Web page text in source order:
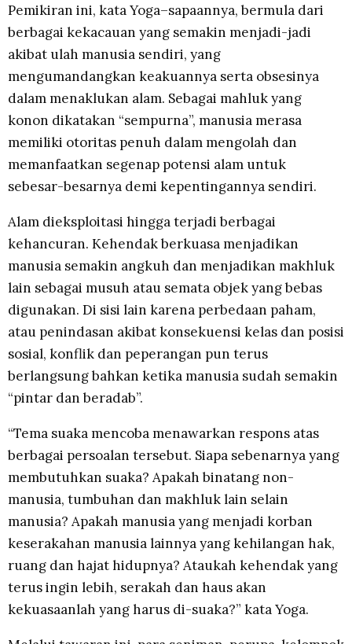
Pemikiran ini, kata Yoga–sapaannya, bermula dari
berbagai kekacauan yang semakin menjadi-jadi
akibat ulah manusia sendiri, yang
mengumandangkan keakuannya serta obsesinya
dalam menaklukan alam. Sebagai mahluk yang
konon dikatakan “sempurna”, manusia merasa
memiliki otoritas penuh dalam mengolah dan
memanfaatkan segenap potensi alam untuk
sebesar-besarnya demi kepentingannya sendiri.
Alam dieksploitasi hingga terjadi berbagai
kehancuran. Kehendak berkuasa menjadikan
manusia semakin angkuh dan menjadikan makhluk
lain sebagai musuh atau semata objek yang bebas
digunakan. Di sisi lain karena perbedaan paham,
atau penindasan akibat konsekuensi kelas dan posisi
sosial, konflik dan peperangan pun terus
berlangsung bahkan ketika manusia sudah semakin
“pintar dan beradab”.
“Tema suaka mencoba menawarkan respons atas
berbagai persoalan tersebut. Siapa sebenarnya yang
membutuhkan suaka? Apakah binatang non-
manusia, tumbuhan dan makhluk lain selain
manusia? Apakah manusia yang menjadi korban
keserakahan manusia lainnya yang kehilangan hak,
ruang dan hajat hidupnya? Ataukah kehendak yang
terus ingin lebih, serakah dan haus akan
kekuasaanlah yang harus di-suaka?” kata Yoga.